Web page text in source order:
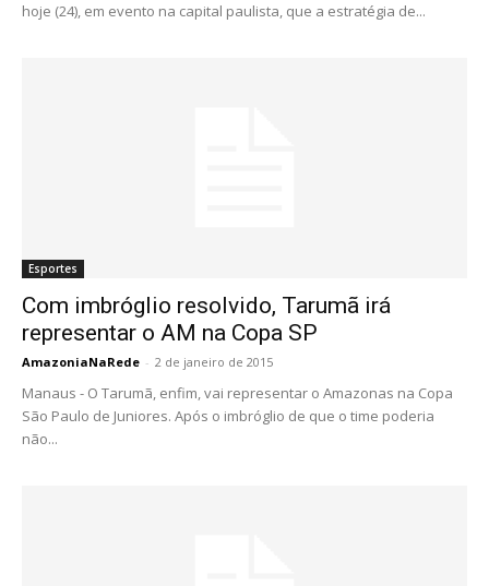
hoje (24), em evento na capital paulista, que a estratégia de...
Esportes
Com imbróglio resolvido, Tarumã irá
representar o AM na Copa SP
AmazoniaNaRede - 2 de janeiro de 2015
Manaus - O Tarumã, enfim, vai representar o Amazonas na Copa
São Paulo de Juniores. Após o imbróglio de que o time poderia
não...